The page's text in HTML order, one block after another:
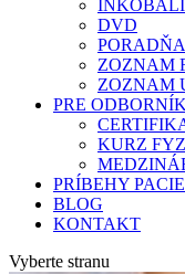
DVD
PORADŇA
ZOZNAM
ZOZNAM
PRE
KURZ
PRÍBEHY
BLOG
KONTAKT
Vyberte stranu